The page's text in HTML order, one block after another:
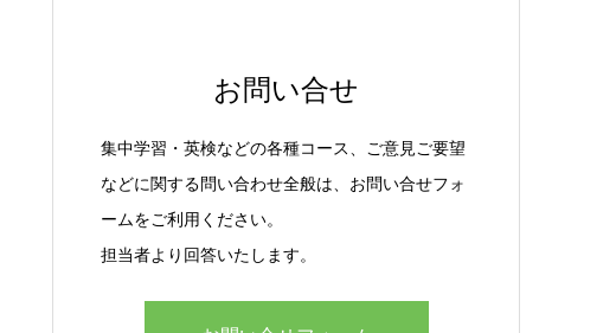
お問い合せ
集中学習・英検などの各種コース、ご意見ご要望
などに関する問い合わせ全般は、お問い合せフォ
ームをご利用ください。
担当者より回答いたします。